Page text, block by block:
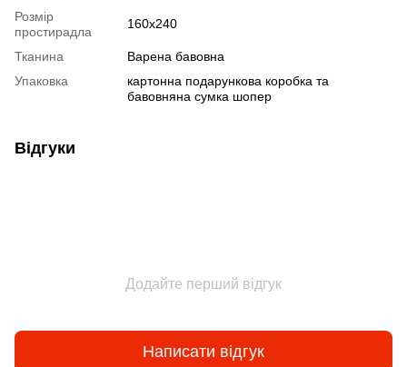
Розмір
простирадла
160х240
Тканина
Варена бавовна
Упаковка
картонна подарункова коробка та
бавовняна сумка шопер
Відгуки
Додайте перший відгук
Написати відгук